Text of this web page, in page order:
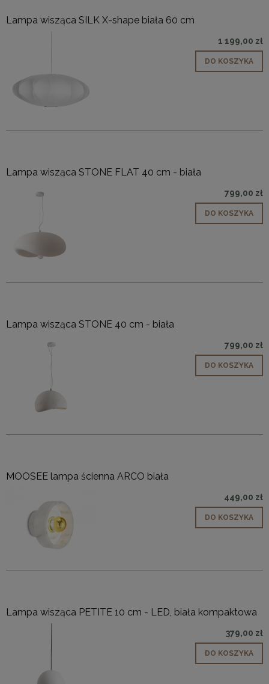
Lampa wisząca SILK X-shape biała 60 cm
1 199,00 zł
DO KOSZYKA
Lampa wisząca STONE FLAT 40 cm - biała
799,00 zł
DO KOSZYKA
Lampa wisząca STONE 40 cm - biała
799,00 zł
DO KOSZYKA
MOOSEE lampa ścienna ARCO biała
449,00 zł
DO KOSZYKA
Lampa wisząca PETITE 10 cm - LED, biała kompaktowa
379,00 zł
DO KOSZYKA